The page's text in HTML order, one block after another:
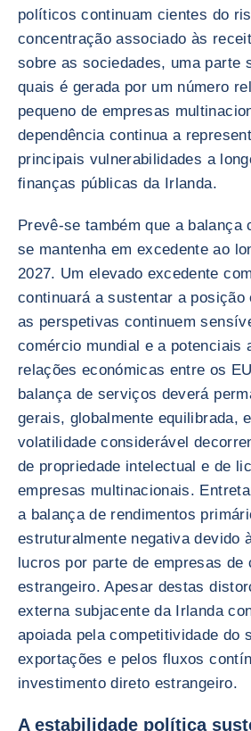
políticos continuam cientes do
concentração associado às
sobre as sociedades, uma parte
quais é gerada por um número
pequeno de empresas
dependência continua a
principais vulnerabilidades a
finanças públicas da Irlanda.
Prevê-se também que a balança
se mantenha em excedente ao
2027. Um elevado excedente
continuará a sustentar a posição
as perspetivas continuem
comércio mundial e a potenciais
relações económicas entre os
balança de serviços deverá
gerais, globalmente equilibrada,
volatilidade considerável
de propriedade intelectual e de
empresas multinacionais.
a balança de rendimentos
estruturalmente negativa devido
lucros por parte de empresas de
estrangeiro. Apesar destas
externa subjacente da Irlanda
apoiada pela competitividade do
exportações e pelos fluxos
investimento direto estrangeiro.
A estabilidade política